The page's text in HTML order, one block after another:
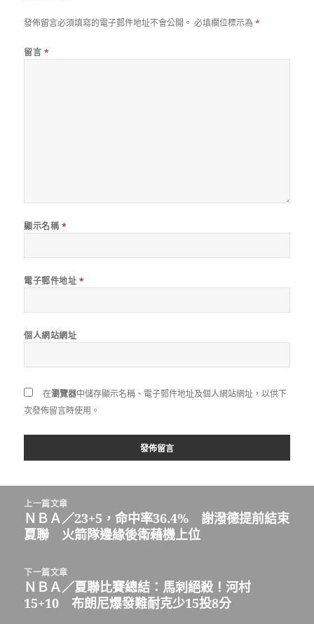
發佈留言必須填寫的電子郵件地址不會公開。 必填欄位標示為*
留言 *
顯示名稱 *
電子郵件地址 *
個人網站網址
在瀏覽器中儲存顯示名稱、電子郵件地址及個人網站網址，以供下
次發佈留言時使用。
上一篇文章
上
一
文
章:
ＮＢＡ／23+5，命中率36.4% 謝潑德提前結束
夏聯 火箭隊邊緣後衛藉機上位
下一篇文章
下
一
ＮＢＡ／夏聯比賽總結：馬刺絕殺！河村
15+10 布朗尼爆發難耐克少15投8分